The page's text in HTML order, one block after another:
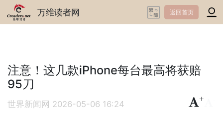
万维读者网 返回首页
注意！这几款iPhone每台最高将获赔
95刀
世界新闻网 2026-05-06 16:24
+